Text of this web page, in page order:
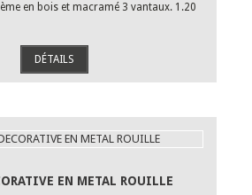
en bois et macramé 3 vantaux. 1.20
DÉTAILS
EN METAL ROUILLE